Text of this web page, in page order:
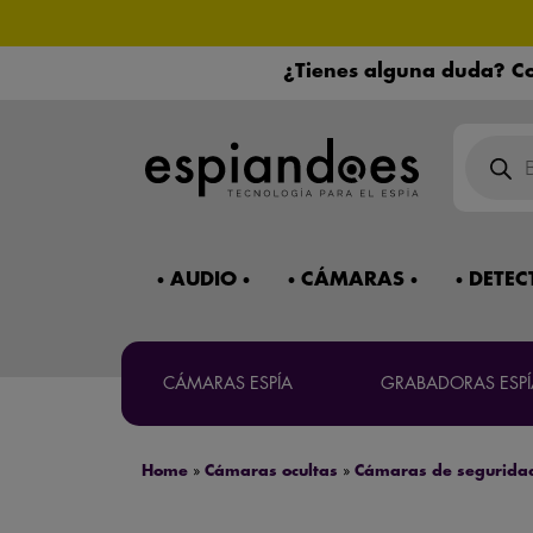
¿Tienes alguna duda?
AUDIO CÁMARAS
CÁMARAS ESPÍA GRABADORAS
Home »Cámaras ocultas »Cámaras de
¿Necesitas
Máxima